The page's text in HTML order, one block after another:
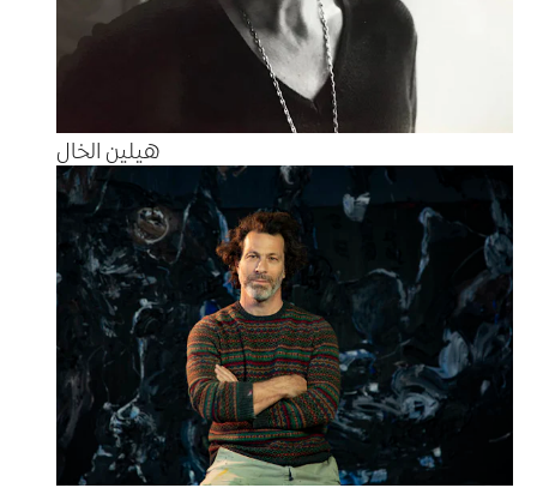
هيلين الخال